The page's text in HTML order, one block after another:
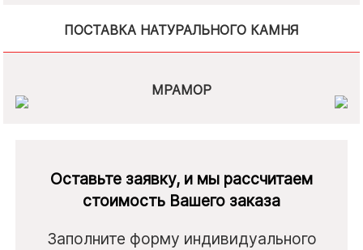
ПОСТАВКА НАТУРАЛЬНОГО КАМНЯ
МРАМОР
Оставьте заявку, и мы рассчитаем
стоимость Вашего заказа
Заполните форму индивидуального